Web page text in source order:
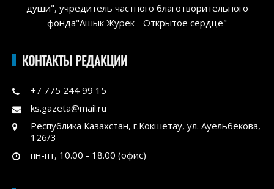
души", учредитель частного благотворительного
фонда"Ашык Журек - Открытое сердце"
КОНТАКТЫ РЕДАКЦИИ
+7 775 244 99 15
ks.gazeta@mail.ru
Республика Казахстан, г.Кокшетау, ул. Ауельбекова,
126/3
пн-пт, 10.00 - 18.00 (офис)